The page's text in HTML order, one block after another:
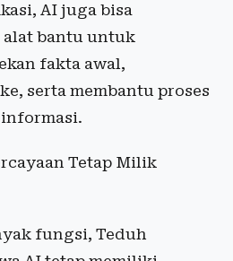
AI juga bisa
alat bantu untuk
fakta awal,
serta membantu proses
Tetap Milik
fungsi, Teduh